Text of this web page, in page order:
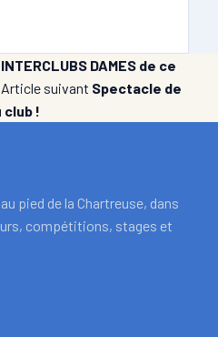
DAMES de ce
Article suivant Spectacle de
!
pied de la Chartreuse, dans
compétitions, stages et